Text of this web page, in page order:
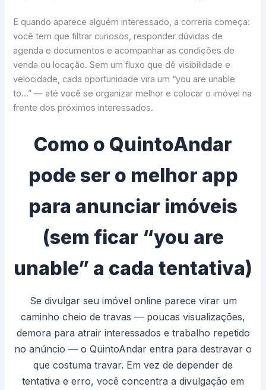
E quando aparece alguém interessado, a correria começa:
você tem que filtrar curiosos, responder dúvidas de
agenda e documentos e acompanhar as condições de
venda ou locação. Sem um fluxo que dê visibilidade e
velocidade, cada oportunidade vira um “you are unable
to…” — até você se organizar melhor e colocar o imóvel na
frente dos próximos interessados.
Como o QuintoAndar
pode ser o melhor app
para anunciar imóveis
(sem ficar “you are
unable” a cada tentativa)
Se divulgar seu imóvel online parece virar um
caminho cheio de travas — poucas visualizações,
demora para atrair interessados e trabalho repetido
no anúncio — o QuintoAndar entra para destravar o
que costuma travar. Em vez de depender de
tentativa e erro, você concentra a divulgação em